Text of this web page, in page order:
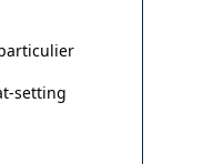
setting